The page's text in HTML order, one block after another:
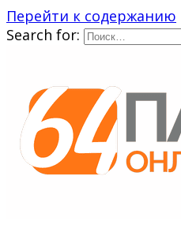
Перейти к содержанию
Search for: